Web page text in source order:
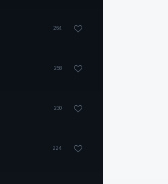
264
258
230
224